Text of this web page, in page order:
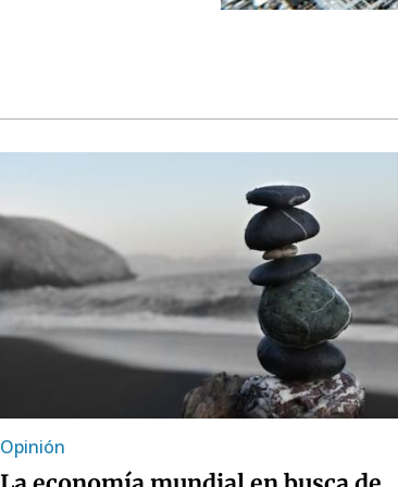
Opinión